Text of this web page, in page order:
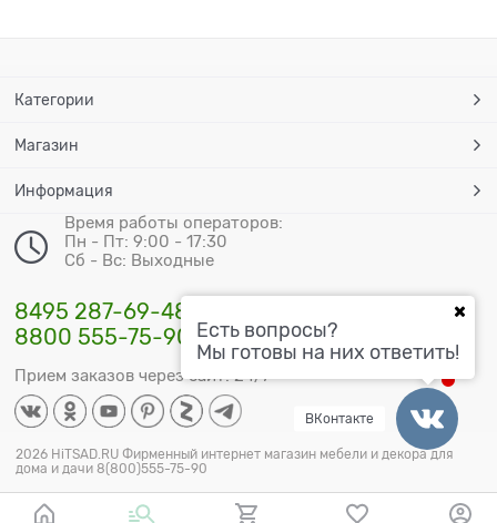
Категории
Магазин
Информация
Время работы операторов:
Пн - Пт: 9:00 - 17:30
Сб - Вс: Выходные
8495 287-69-48
8800 555-75-90
Прием заказов через сайт: 24/7
2026 HiTSAD.RU Фирменный интернет магазин мебели и декора для
дома и дачи 8(800)555-75-90
Есть вопросы?
Мы готовы на них ответить!
ВКонтакте